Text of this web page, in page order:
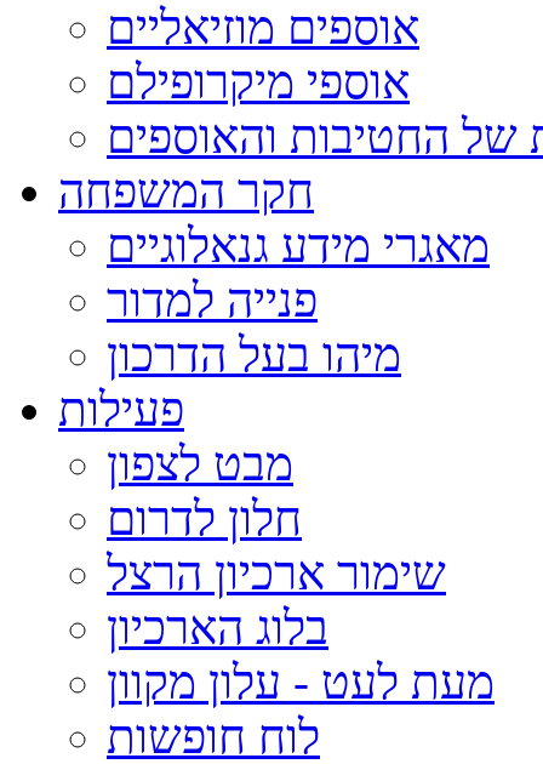
אוספים מוזיאליים
אוספי מיקרופילם
של החטיבות והאוספים
חקר המשפחה
מאגרי מידע גנאלוגיים
פנייה למדור
מיהו בעל הדרכון
פעילות
מבט לצפון
חלון לדרום
שימור ארכיון הרצל
בלוג הארכיון
מעת לעט - עלון מקוון
לוח חופשות